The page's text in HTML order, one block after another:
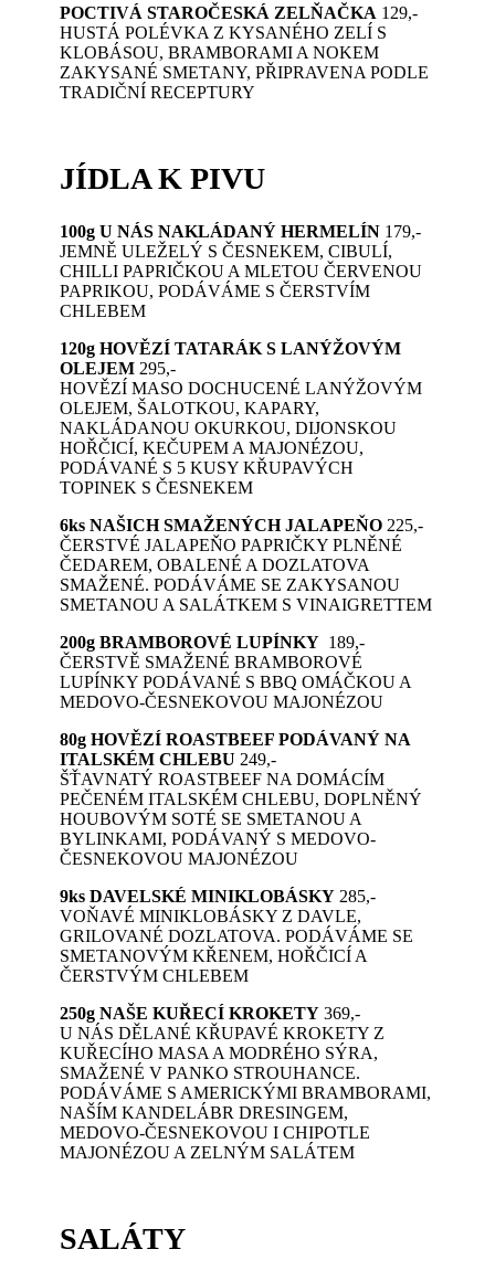
POCTIVÁ STAROČESKÁ ZELŇAČKA 129,-
HUSTÁ POLÉVKA Z KYSANÉHO ZELÍ S
KLOBÁSOU, BRAMBORAMI A NOKEM
ZAKYSANÉ SMETANY, PŘIPRAVENA PODLE
TRADIČNÍ RECEPTURY
JÍDLA K PIVU
100g U NÁS NAKLÁDANÝ HERMELÍN 179,-
JEMNĚ ULEŽELÝ S ČESNEKEM, CIBULÍ,
CHILLI PAPRIČKOU A MLETOU ČERVENOU
PAPRIKOU, PODÁVÁME S ČERSTVÍM
CHLEBEM
120g HOVĚZÍ TATARÁK S LANÝŽOVÝM
OLEJEM 295,-
HOVĚZÍ MASO DOCHUCENÉ LANÝŽOVÝM
OLEJEM, ŠALOTKOU, KAPARY,
NAKLÁDANOU OKURKOU, DIJONSKOU
HOŘČICÍ, KEČUPEM A MAJONÉZOU,
PODÁVANÉ S 5 KUSY KŘUPAVÝCH
TOPINEK S ČESNEKEM
6ks NAŠICH SMAŽENÝCH JALAPEŇO 225,-
ČERSTVÉ JALAPEŇO PAPRIČKY PLNĚNÉ
ČEDAREM, OBALENÉ A DOZLATOVA
SMAŽENÉ. PODÁVÁME SE ZAKYSANOU
SMETANOU A SALÁTKEM S VINAIGRETTEM
200g BRAMBOROVÉ LUPÍNKY 189,-
ČERSTVĚ SMAŽENÉ BRAMBOROVÉ
LUPÍNKY PODÁVANÉ S BBQ OMÁČKOU A
MEDOVO-ČESNEKOVOU MAJONÉZOU
80g HOVĚZÍ ROASTBEEF PODÁVANÝ NA
ITALSKÉM CHLEBU 249,-
ŠŤAVNATÝ ROASTBEEF NA DOMÁCÍM
PEČENÉM ITALSKÉM CHLEBU, DOPLNĚNÝ
HOUBOVÝM SOTÉ SE SMETANOU A
BYLINKAMI, PODÁVANÝ S MEDOVO-
ČESNEKOVOU MAJONÉZOU
9ks DAVELSKÉ MINIKLOBÁSKY 285,-
VOŇAVÉ MINIKLOBÁSKY Z DAVLE,
GRILOVANÉ DOZLATOVA. PODÁVÁME SE
SMETANOVÝM KŘENEM, HOŘČICÍ A
ČERSTVÝM CHLEBEM
250g NAŠE KUŘECÍ KROKETY 369,-
U NÁS DĚLANÉ KŘUPAVÉ KROKETY Z
KUŘECÍHO MASA A MODRÉHO SÝRA,
SMAŽENÉ V PANKO STROUHANCE.
PODÁVÁME S AMERICKÝMI BRAMBORAMI,
NAŠÍM KANDELÁBR DRESINGEM,
MEDOVO-ČESNEKOVOU I CHIPOTLE
MAJONÉZOU A ZELNÝM SALÁTEM
SALÁTY